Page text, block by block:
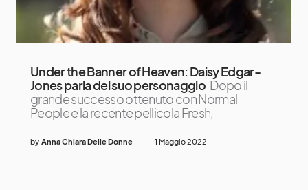
Under the Banner of Heaven: Daisy Edgar-
Jones parla del suo personaggio Dopo il
grande successo ottenuto con Normal
People e la recente pellicola Fresh,
by Anna Chiara Delle Donne 1 Maggio 2022